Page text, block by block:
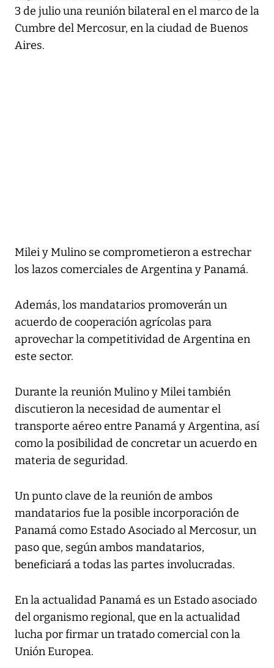
3 de julio una reunión bilateral en el marco de la
Cumbre del Mercosur, en la ciudad de Buenos
Aires.
Milei y Mulino se comprometieron a estrechar
los lazos comerciales de Argentina y Panamá.
Además, los mandatarios promoverán un
acuerdo de cooperación agrícolas para
aprovechar la competitividad de Argentina en
este sector.
Durante la reunión Mulino y Milei también
discutieron la necesidad de aumentar el
transporte aéreo entre Panamá y Argentina, así
como la posibilidad de concretar un acuerdo en
materia de seguridad.
Un punto clave de la reunión de ambos
mandatarios fue la posible incorporación de
Panamá como Estado Asociado al Mercosur, un
paso que, según ambos mandatarios,
beneficiará a todas las partes involucradas.
En la actualidad Panamá es un Estado asociado
del organismo regional, que en la actualidad
lucha por firmar un tratado comercial con la
Unión Europea.